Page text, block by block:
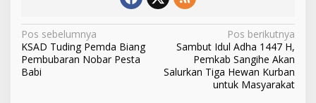
N
a
v
Pos sebelumnya
KSAD Tuding Pemda Biang
Pembubaran Nobar Pesta
Babi
Pos berikutnya
Sambut Idul Adha 1447 H,
Pemkab Sangihe Akan
Salurkan Tiga Hewan Kurban
untuk Masyarakat